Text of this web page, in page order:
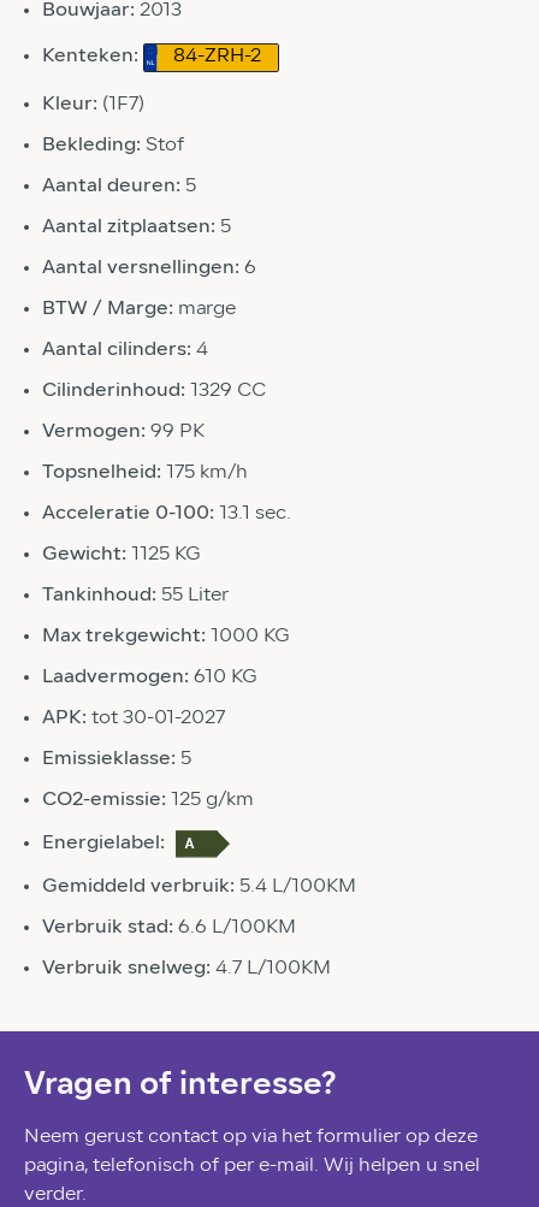
Bouwjaar: 2013
Kenteken: 84-ZRH-2
Kleur: (1F7)
Bekleding: Stof
Aantal deuren: 5
Aantal zitplaatsen: 5
Aantal versnellingen: 6
BTW / Marge: marge
Aantal cilinders: 4
Cilinderinhoud: 1329 CC
Vermogen: 99 PK
Topsnelheid: 175 km/h
Acceleratie 0-100: 13.1 sec.
Gewicht: 1125 KG
Tankinhoud: 55 Liter
Max trekgewicht: 1000 KG
Laadvermogen: 610 KG
APK: tot 30-01-2027
Emissieklasse: 5
CO2-emissie: 125 g/km
Energielabel:
Gemiddeld verbruik: 5.4 L/100KM
Verbruik stad: 6.6 L/100KM
Verbruik snelweg: 4.7 L/100KM
Vragen of interesse?
Neem gerust contact op via het formulier op deze
pagina, telefonisch of per e-mail. Wij helpen u snel
verder.